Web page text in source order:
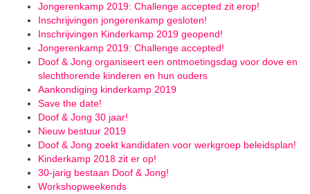
Jongerenkamp 2019: Challenge accepted zit erop!
Inschrijvingen jongerenkamp gesloten!
Inschrijvingen Kinderkamp 2019 geopend!
Jongerenkamp 2019: Challenge accepted!
Doof & Jong organiseert een ontmoetingsdag voor dove en
slechthorende kinderen en hun ouders
Aankondiging kinderkamp 2019
Save the date!
Doof & Jong 30 jaar!
Nieuw bestuur 2019
Doof & Jong zoekt kandidaten voor werkgroep beleidsplan!
Kinderkamp 2018 zit er op!
30-jarig bestaan Doof & Jong!
Workshopweekends